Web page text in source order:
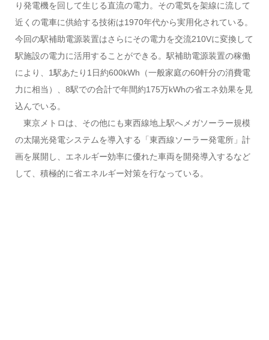
り発電機を回して生じる直流の電力。その電気を架線に流して
近くの電車に供給する技術は1970年代から実用化されている。
今回の駅補助電源装置はさらにその電力を交流210Vに変換して
駅施設の電力に活用することができる。駅補助電源装置の稼働
により、1駅あたり1日約600kWh（一般家庭の60軒分の消費電
力に相当）、8駅での合計で年間約175万kWhの省エネ効果を見
込んでいる。
東京メトロは、その他にも東西線地上駅へメガソーラー規模
の太陽光発電システムを導入する「東西線ソーラー発電所」計
画を展開し、エネルギー効率に優れた車両を開発導入するなど
して、積極的に省エネルギー対策を行なっている。